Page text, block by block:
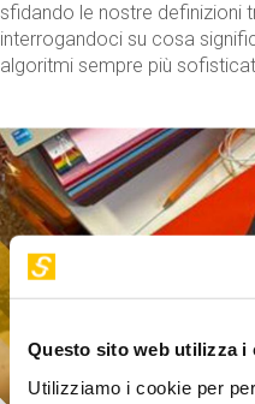
Questo sito web utilizza i
Utilizziamo i cookie per
sfidando le nostre definizioni
interrogandoci su cosa
algoritmi sempre più